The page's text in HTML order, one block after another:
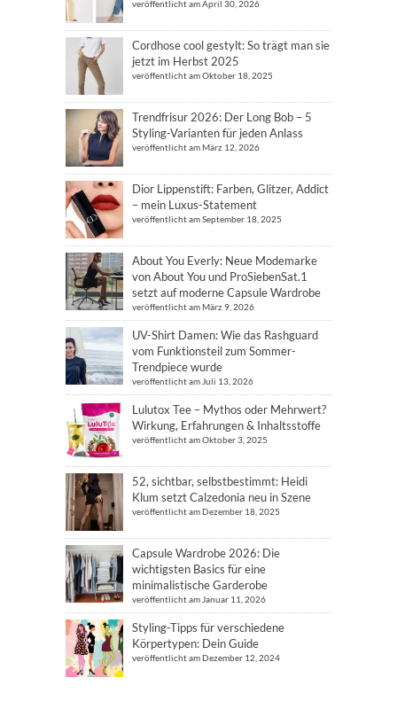
veröffentlicht am April 30, 2026
Cordhose cool gestylt: So trägt man sie
jetzt im Herbst 2025
veröffentlicht am Oktober 18, 2025
Trendfrisur 2026: Der Long Bob – 5
Styling-Varianten für jeden Anlass
veröffentlicht am März 12, 2026
Dior Lippenstift: Farben, Glitzer, Addict
– mein Luxus-Statement
veröffentlicht am September 18, 2025
About You Everly: Neue Modemarke
von About You und ProSiebenSat.1
setzt auf moderne Capsule Wardrobe
veröffentlicht am März 9, 2026
UV-Shirt Damen: Wie das Rashguard
vom Funktionsteil zum Sommer-
Trendpiece wurde
veröffentlicht am Juli 13, 2026
Lulutox Tee – Mythos oder Mehrwert?
Wirkung, Erfahrungen & Inhaltsstoffe
veröffentlicht am Oktober 3, 2025
52, sichtbar, selbstbestimmt: Heidi
Klum setzt Calzedonia neu in Szene
veröffentlicht am Dezember 18, 2025
Capsule Wardrobe 2026: Die
wichtigsten Basics für eine
minimalistische Garderobe
veröffentlicht am Januar 11, 2026
Styling-Tipps für verschiedene
Körpertypen: Dein Guide
veröffentlicht am Dezember 12, 2024